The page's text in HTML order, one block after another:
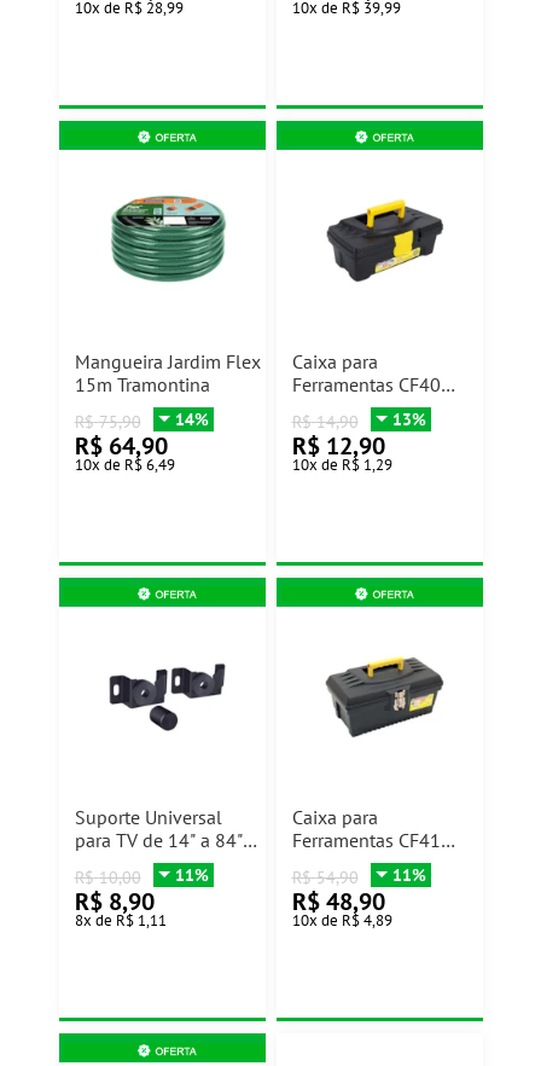
10x de R$ 28,99 10x de R$ 39,99
Mangueira Jardim Flex
15m Tramontina
R$ 75,90 14%
R$ 64,90
10x de R$ 6,49
Caixa para
Ferramentas CF40
30,5x15,5x11,5cm
São Bernardo
R$ 14,90 13%
R$ 12,90
10x de R$ 1,29
Suporte Universal
para TV de 14" a 84"
R$ 10,00 11%
R$ 8,90
8x de R$ 1,11
Caixa para
Ferramentas CF41
24,5x43,5x20,5cm
São Bernardo
R$ 54,90 11%
R$ 48,90
10x de R$ 4,89